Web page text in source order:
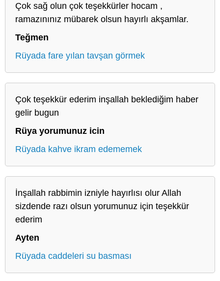
Çok sağ olun çok teşekkürler hocam ,
ramazınınız mübarek olsun hayırlı akşamlar.
Teğmen
Rüyada fare yılan tavşan görmek
Çok teşekkür ederim inşallah beklediğim haber
gelir bugun
Rüya yorumunuz icin
Rüyada kahve ikram edememek
İnşallah rabbimin izniyle hayırlısı olur Allah
sizdende razı olsun yorumunuz için teşekkür
ederim
Ayten
Rüyada caddeleri su basması